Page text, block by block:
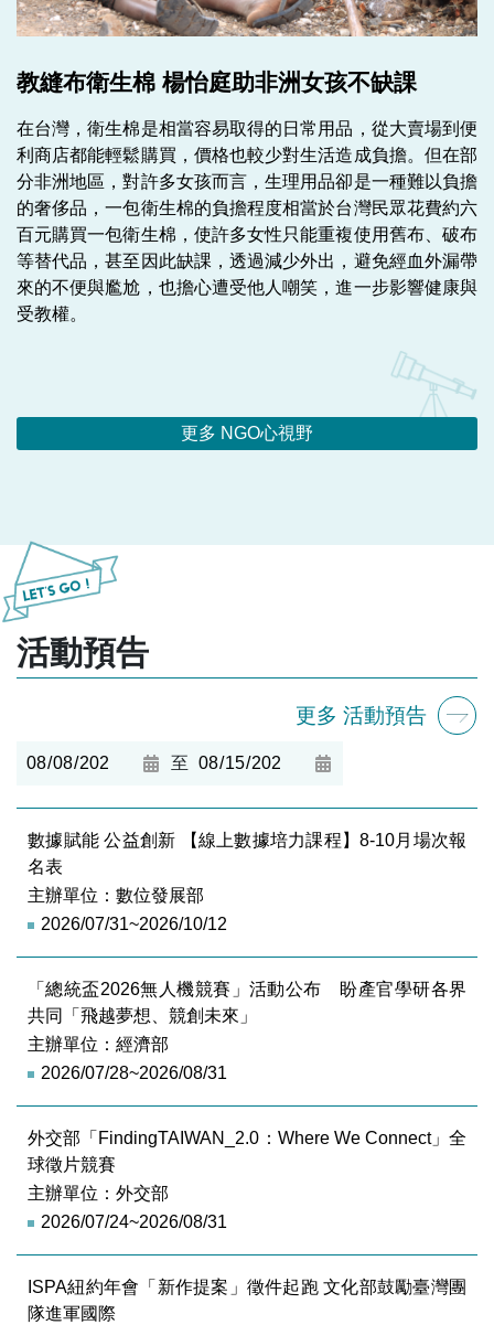
教縫布衛生棉 楊怡庭助非洲女孩不缺課
在台灣，衛生棉是相當容易取得的日常用品，從大賣場到便
利商店都能輕鬆購買，價格也較少對生活造成負擔。但在部
分非洲地區，對許多女孩而言，生理用品卻是一種難以負擔
的奢侈品，一包衛生棉的負擔程度相當於台灣民眾花費約六
百元購買一包衛生棉，使許多女性只能重複使用舊布、破布
等替代品，甚至因此缺課，透過減少外出，避免經血外漏帶
來的不便與尷尬，也擔心遭受他人嘲笑，進一步影響健康與
受教權。
更多 NGO心視野
活動預告
至
更多 活動預告
數據賦能 公益創新 【線上數據培力課程】8-10月場次報
名表
主辦單位：數位發展部
2026/07/31~2026/10/12
「總統盃2026無人機競賽」活動公布 盼產官學研各界
共同「飛越夢想、競創未來」
主辦單位：經濟部
2026/07/28~2026/08/31
外交部「FindingTAIWAN_2.0：Where We Connect」全
球徵片競賽
主辦單位：外交部
2026/07/24~2026/08/31
ISPA紐約年會「新作提案」徵件起跑 文化部鼓勵臺灣團
隊進軍國際